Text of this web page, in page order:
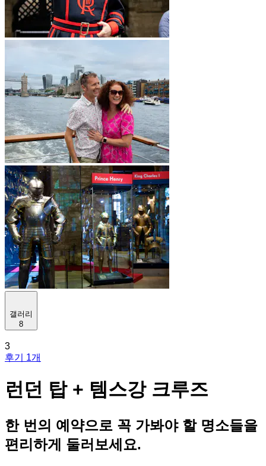
갤러리
8
3
후기 1개
런던 탑 + 템스강 크루즈
한 번의 예약으로 꼭 가봐야 할 명소들을
편리하게 둘러보세요.